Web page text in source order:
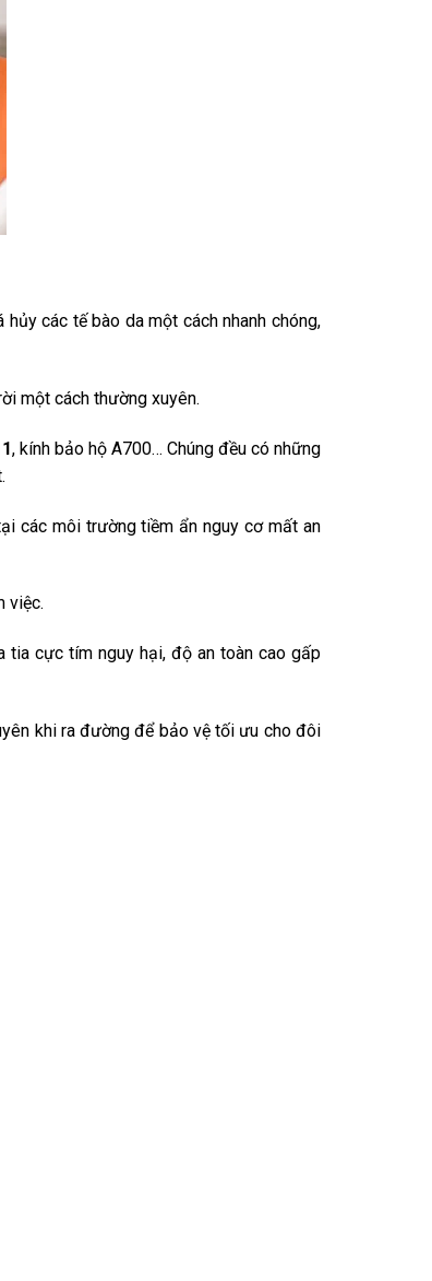
các tế bào da một cách nhanh chóng,
một cách thường xuyên.
, kính bảo hộ A700… Chúng đều có những
các môi trường tiềm ẩn nguy cơ mất an
việc.
cực tím nguy hại, độ an toàn cao gấp
khi ra đường để bảo vệ tối ưu cho đôi